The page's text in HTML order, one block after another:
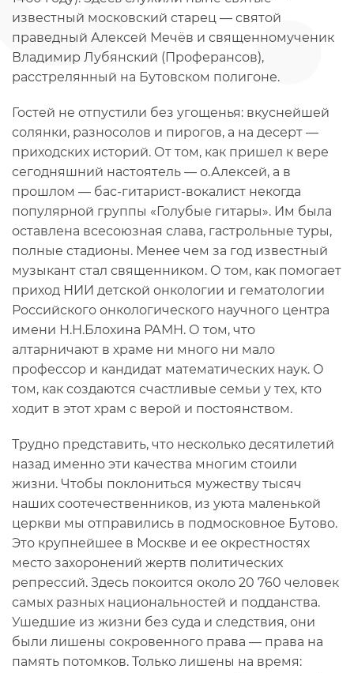
известный московский старец — святой
праведный Алексей Мечёв и священномученик
Владимир Лубянский (Проферансов),
расстрелянный на Бутовском полигоне.
Гостей не отпустили без угощенья: вкуснейшей
солянки, разносолов и пирогов, а на десерт —
приходских историй. От том, как пришел к вере
сегодняшний настоятель — о.Алексей, а в
прошлом — бас-гитарист-вокалист некогда
популярной группы «Голубые гитары». Им была
оставлена всесоюзная слава, гастрольные туры,
полные стадионы. Менее чем за год известный
музыкант стал священником. О том, как помогает
приход НИИ детской онкологии и гематологии
Российского онкологического научного центра
имени Н.Н.Блохина РАМН. О том, что
алтарничают в храме ни много ни мало
профессор и кандидат математических наук. О
том, как создаются счастливые семьи у тех, кто
ходит в этот храм с верой и постоянством.
Трудно представить, что несколько десятилетий
назад именно эти качества многим стоили
жизни. Чтобы поклониться мужеству тысяч
наших соотечественников, из уюта маленькой
церкви мы отправились в подмосковное Бутово.
Это крупнейшее в Москве и ее окрестностях
место захоронений жертв политических
репрессий. Здесь покоится около 20 760 человек
самых разных национальностей и подданства.
Ушедшие из жизни без суда и следствия, они
были лишены сокровенного права — права на
память потомков. Только лишены на время: